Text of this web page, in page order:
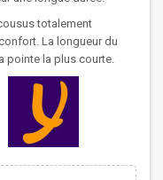
totalement
La longueur du
pointe la plus courte.